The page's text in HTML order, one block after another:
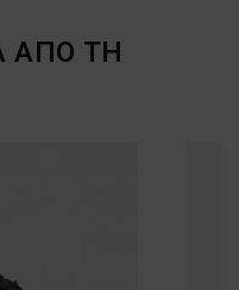
ΑΠΟ ΤΗ